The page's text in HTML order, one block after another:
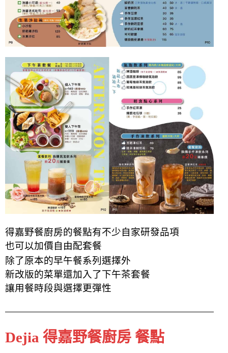
得嘉野餐廚房的餐點有不少自家研發品項
也可以加價自由配套餐
除了原本的早午餐系列選擇外
新改版的菜單還加入了下午茶套餐
讓用餐時段與選擇更彈性
Dejia 得嘉野餐廚房 餐點